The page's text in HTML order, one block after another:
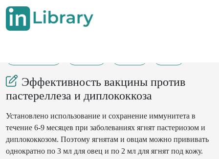
Эффективность вакцины против
пастереллеза и диплококкоза
Установлено использование и сохранение иммунитета в
течение 6-9 месяцев при заболеваниях ягнят пастериозом и
диплококкозом. Поэтому ягнятам и овцам можно прививать
однократно по 3 мл для овец и по 2 мл для ягнят под кожу.